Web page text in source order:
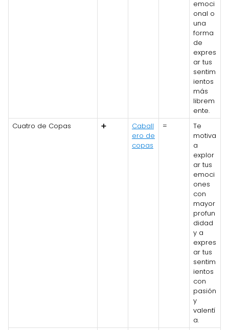
emoci
onal o
una
forma
de
expres
ar tus
sentim
ientos
más
librem
ente.
Cuatro de Copas
➕
Caball
ero de
copas
=
Te
motiva
a
explor
ar tus
emoci
ones
con
mayor
profun
didad
y a
expres
ar tus
sentim
ientos
con
pasión
y
valentí
a.